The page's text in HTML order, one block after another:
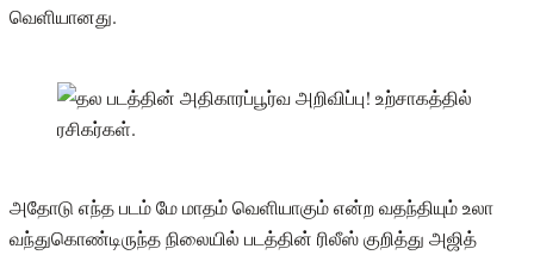
வெளியானது.
அதோடு எந்த படம் மே மாதம் வெளியாகும் என்ற வதந்தியும் உலா
வந்துகொண்டிருந்த நிலையில் படத்தின் ரிலீஸ் குறித்து அஜித்